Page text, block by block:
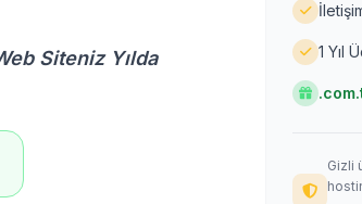
Siteniz Yılda 1 Yıl
Gizli